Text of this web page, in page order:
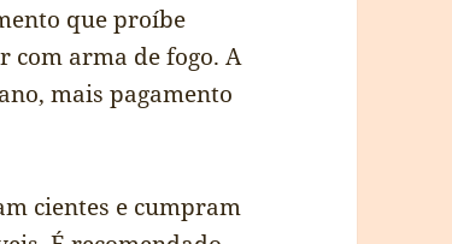
que proíbe
com arma de fogo. A
mais pagamento
cientes e cumpram